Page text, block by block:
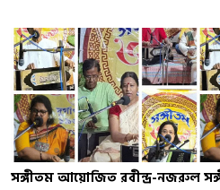
সঙ্গীতম আয়োজিত রবীন্দ্র-নজরুল